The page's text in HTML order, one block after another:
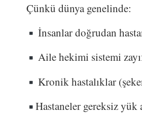
Çünkü dünya genelinde:
İnsanlar doğrudan
Aile hekimi sistemi
Kronik hastalıklar
Hastaneler gereksiz yük